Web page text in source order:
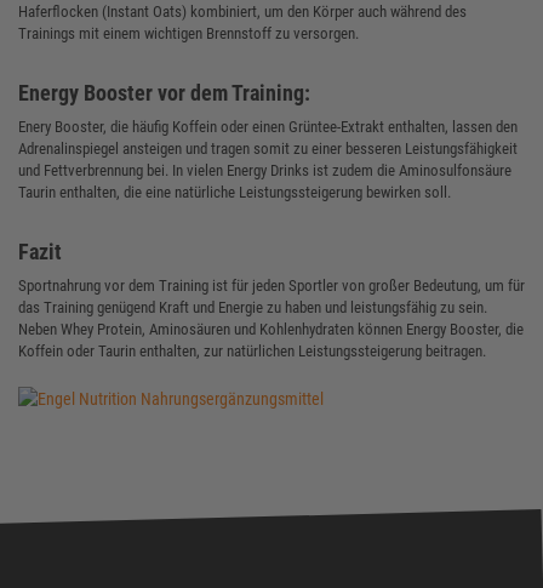
Haferflocken (Instant Oats) kombiniert, um den Körper auch während des
Trainings mit einem wichtigen Brennstoff zu versorgen.
Energy Booster vor dem Training:
Enery Booster, die häufig Koffein oder einen Grüntee-Extrakt enthalten, lassen den
Adrenalinspiegel ansteigen und tragen somit zu einer besseren Leistungsfähigkeit
und Fettverbrennung bei. In vielen Energy Drinks ist zudem die Aminosulfonsäure
Taurin enthalten, die eine natürliche Leistungssteigerung bewirken soll.
Fazit
Sportnahrung vor dem Training ist für jeden Sportler von großer Bedeutung, um für
das Training genügend Kraft und Energie zu haben und leistungsfähig zu sein.
Neben Whey Protein, Aminosäuren und Kohlenhydraten können Energy Booster, die
Koffein oder Taurin enthalten, zur natürlichen Leistungssteigerung beitragen.